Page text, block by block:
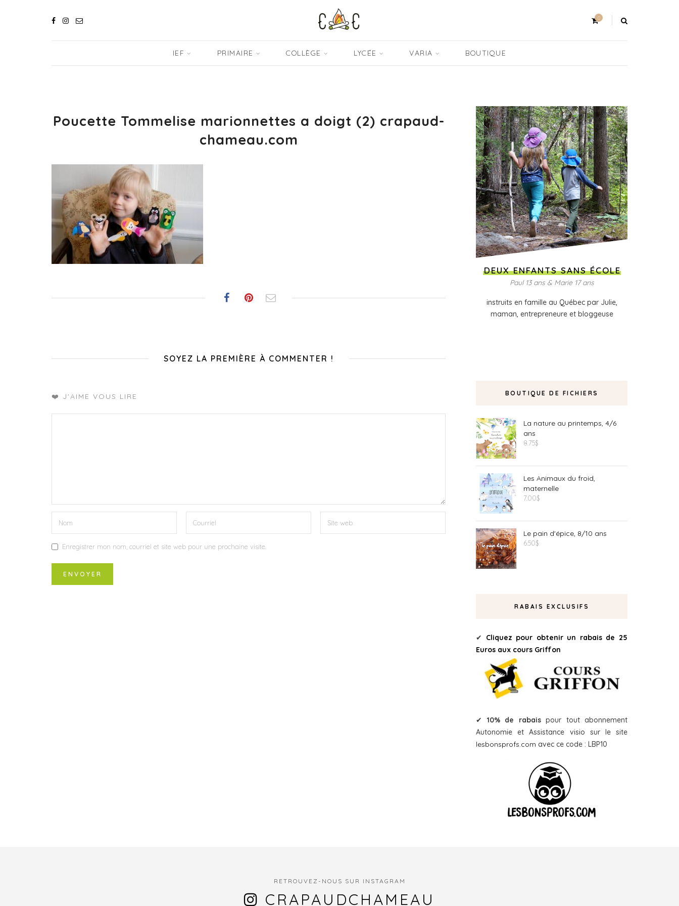
0
IEF PRIMAIRE COLLÈGE LYCÉE VARIA BOUTIQUE
Poucette Tommelise marionnettes a doigt (2) crapaud-
chameau.com
SOYEZ LA PREMIÈRE À COMMENTER !
❤️ J'AIME VOUS LIRE
Enregistrer mon nom, courriel et site web pour une prochaine visite.
DEUX ENFANTS SANS ÉCOLE
Paul 13 ans & Marie 17 ans
instruits en famille au Québec par Julie,
maman, entrepreneure et bloggeuse
BOUTIQUE DE FICHIERS
La nature au printemps, 4/6
ans
8.75$
Les Animaux du froid,
maternelle
7.00$
Le pain d'épice, 8/10 ans
6.50$
RABAIS EXCLUSIFS
✔ Cliquez pour obtenir un rabais de 25
Euros aux cours Griffon
✔ 10% de rabaispour tout abonnement
Autonomie et Assistance visio sur le site
lesbonsprofs.com avec ce code : LBP10
RETROUVEZ-NOUS SUR INSTAGRAM
CRAPAUDCHAMEAU